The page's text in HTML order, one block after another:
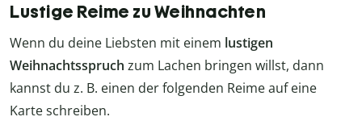
Lustige Reime zu Weihnachten
Wenn du deine Liebsten mit einem lustigen
Weihnachtsspruch zum Lachen bringen willst, dann
kannst du z. B. einen der folgenden Reime auf eine
Karte schreiben.